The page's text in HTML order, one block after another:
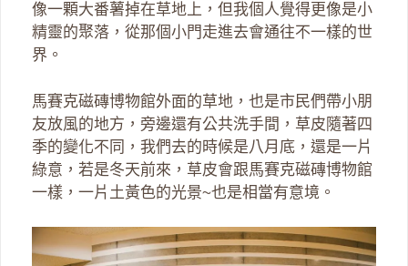
像一顆大番薯掉在草地上，但我個人覺得更像是小
精靈的聚落，從那個小門走進去會通往不一樣的世
界。
馬賽克磁磚博物館外面的草地，也是市民們帶小朋
友放風的地方，旁邊還有公共洗手間，草皮隨著四
季的變化不同，我們去的時候是八月底，還是一片
綠意，若是冬天前來，草皮會跟馬賽克磁磚博物館
一樣，一片土黃色的光景~也是相當有意境。